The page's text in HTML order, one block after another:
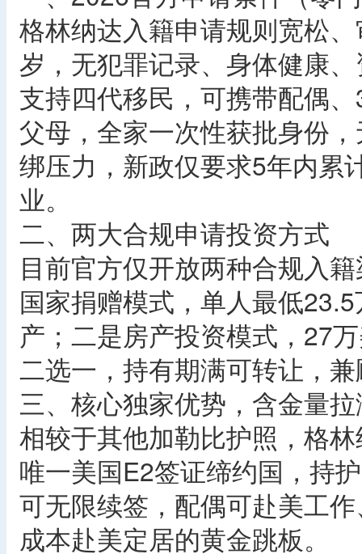
格林纳达入籍申请规则宽松
岁，无犯罪记录、身体健康
支持四代移民，可携带配偶
父母，全家一次性获批身份
绑压力，新政仅要求5年内累
业。
二、两大合规申请投资方式
目前官方仅开放两种合规入
国家捐赠模式，单人最低
产；二是房产投资模式，27
二选一，持有期满可转让，
三、核心独家优势，含金量
相较于其他加勒比护照，格
唯一美国E2签证缔约国，持
可无限续签，配偶可赴美工
成本赴美定居的黄金跳板。